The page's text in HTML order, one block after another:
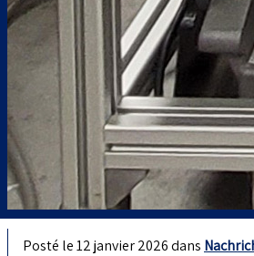
Posté le 12 janvier 2026 dans